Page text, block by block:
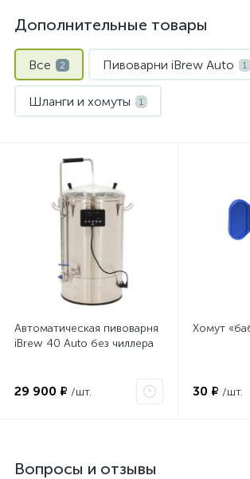
Дополнительные товары
Все 2 Пивоварни iBrew Auto 1
Шланги и хомуты 1
Автоматическая пивоварня
iBrew 40 Auto без чиллера
29 900 ₽ /шт.
Хомут
30 ₽ /шт.
Вопросы и отзывы